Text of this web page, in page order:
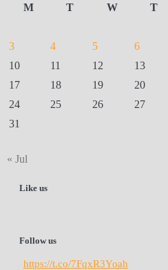
M
T W T
3
4 5 6
10
11 12 13
17
18 19 20
24
25 26 27
31
« Jul
Like us
Follow us
https://t.co/7FqxR3Yoah